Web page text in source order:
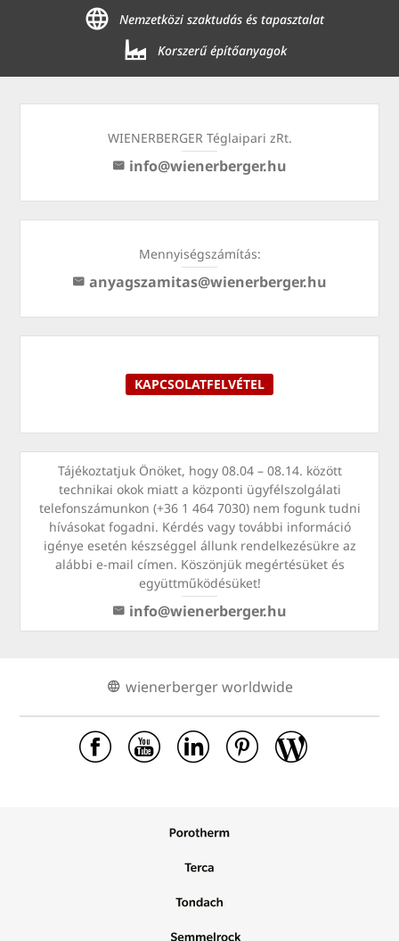
Nemzetközi szaktudás és tapasztalat
Korszerű építőanyagok
WIENERBERGER Téglaipari zRt.
info@wienerberger.hu
Mennyiségszámítás:
anyagszamitas@wienerberger.hu
KAPCSOLATFELVÉTEL
Tájékoztatjuk Önöket, hogy 08.04 – 08.14. között
technikai okok miatt a központi ügyfélszolgálati
telefonszámunkon (+36 1 464 7030) nem fogunk tudni
hívásokat fogadni. Kérdés vagy további információ
igénye esetén készséggel állunk rendelkezésükre az
alábbi e-mail címen. Köszönjük megértésüket és
együttműködésüket!
info@wienerberger.hu
wienerberger worldwide